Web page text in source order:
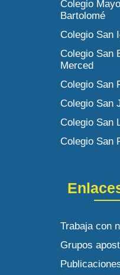
Colegio
Bartolomé
Colegio San
Colegio San
Merced
Colegio San
Colegio San
Colegio San
Colegio San
Trabaja con
Grupos